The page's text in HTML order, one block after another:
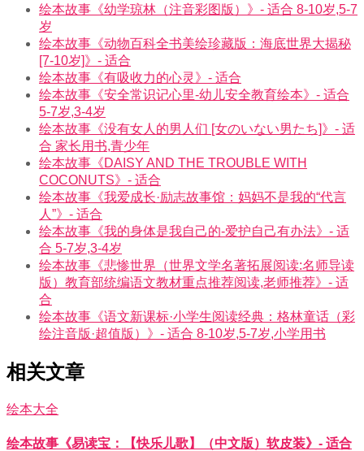
绘本故事《幼学琼林（注音彩图版）》- 适合 8-10岁,5-7
岁
绘本故事《动物百科全书美绘珍藏版：海底世界大揭秘
[7-10岁]》- 适合
绘本故事《有吸收力的心灵》- 适合
绘本故事《安全常识记心里-幼儿安全教育绘本》- 适合
5-7岁,3-4岁
绘本故事《没有女人的男人们 [女のいない男たち]》- 适
合 家长用书,青少年
绘本故事《DAISY AND THE TROUBLE WITH
COCONUTS》- 适合
绘本故事《我爱成长·励志故事馆：妈妈不是我的“代言
人”》- 适合
绘本故事《我的身体是我自己的-爱护自己有办法》- 适
合 5-7岁,3-4岁
绘本故事《悲惨世界（世界文学名著拓展阅读:名师导读
版）教育部统编语文教材重点推荐阅读,老师推荐》- 适
合
绘本故事《语文新课标·小学生阅读经典：格林童话（彩
绘注音版·超值版）》- 适合 8-10岁,5-7岁,小学用书
相关文章
绘本大全
绘本故事《易读宝：【快乐儿歌】（中文版）软皮装》- 适合